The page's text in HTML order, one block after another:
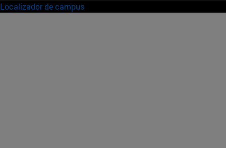
Localizador de campus